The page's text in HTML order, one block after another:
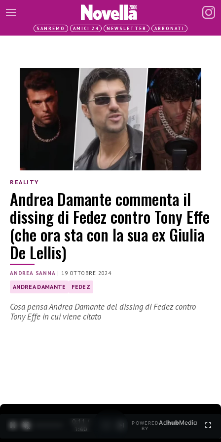
SANREMO AMICI 24 NEWSLETTER ABBONATI
REALITY
Andrea Damante commenta il
dissing di Fedez contro Tony Effe
(che ora sta con la sua ex Giulia
De Lellis)
ANDREA SANNA | 19 OTTOBRE 2024
ANDREA DAMANTE FEDEZ
Cosa pensa Andrea Damante del dissing di Fedez contro
Tony Effe in cui viene citato
0:13 /
1:40
POWERED
BY
AdhubMedia